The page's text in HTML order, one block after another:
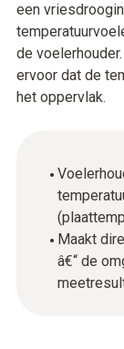
een
de
ervoor dat de
het oppervlak.
Maakt
â€“ de